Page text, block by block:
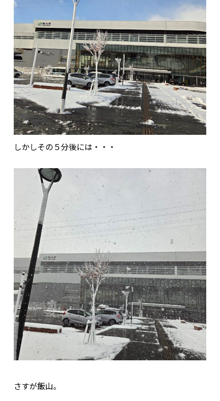
しかしその５分後には・・・
さすが飯山。